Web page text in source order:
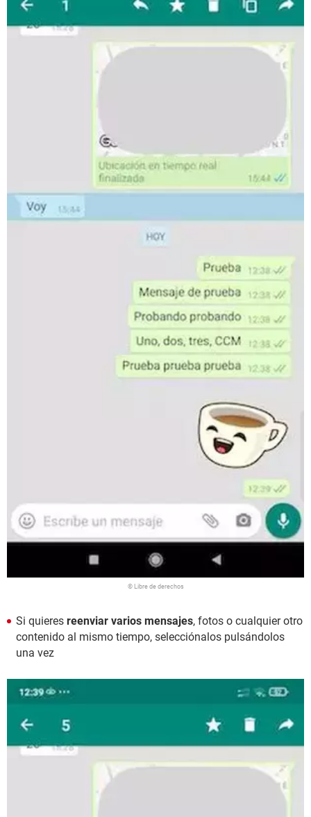
© Libre de derechos
Si quieres reenviar varios mensajes, fotos o cualquier otro
contenido al mismo tiempo, selecciónalos pulsándolos
una vez